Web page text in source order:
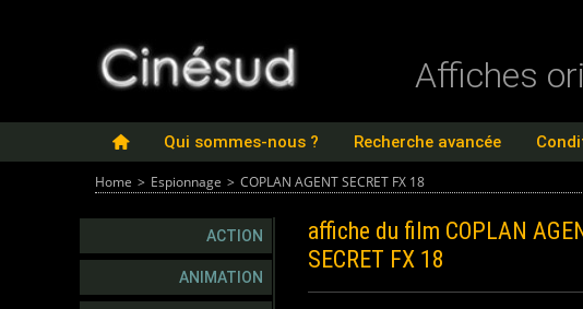
Affiches
Qui sommes-nous ? Recherche avancée
Home > Espionnage > COPLAN AGENT SECRET FX 18
ACTION
ANIMATION
affiche du film COPLAN
SECRET FX 18